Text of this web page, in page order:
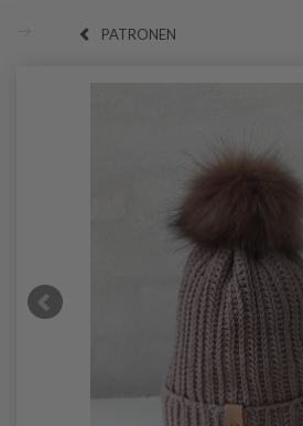
PATRONEN